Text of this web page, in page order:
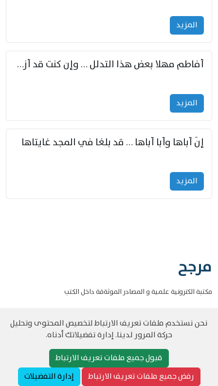
المزید
أفاطم مهلا بعض هذا التدلل … وإن كنت قد أزمعت صرمي فأجملي
المزید
إنّ أباها وأبا أباها … قد بلغا في المجد غايتاها
المزید
مرجح
مكتبة الكترونية علمية و المصادر الموثةقة داخل الكتب
حقوق الطبع والنشر مرجح جميع الحقوق محفوظةسياسة و الخصوصية
نحن نستخدم ملفات تعريف الارتباط لتخصيص المحتوى وتحليل
حركة المرور لدينا. إدارة تفضيلاتك أدناه.
قبول جميع ملفات تعريف الارتباط
رفض جميع ملفات تعريف الارتباط
إدارة التفضيلات